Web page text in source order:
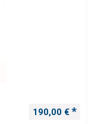
190,00 €